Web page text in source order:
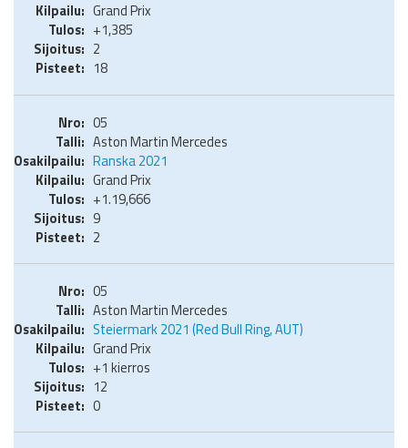
Grand Prix
+1,385
2
18
05
Aston Martin Mercedes
Ranska 2021
Grand Prix
+1.19,666
9
2
05
Aston Martin Mercedes
Steiermark 2021 (Red Bull Ring, AUT)
Grand Prix
+1 kierros
12
0